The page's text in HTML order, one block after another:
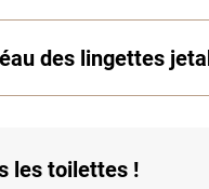
des lingettes
les toilettes !